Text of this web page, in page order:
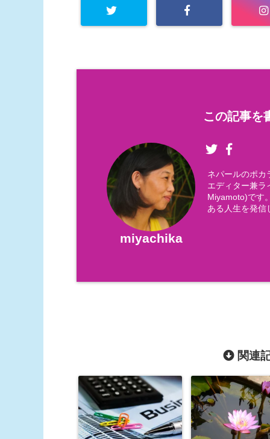
この記事を
miyachika
ネパールのポカ
エディター兼ラ
Miyamoto)です
ある人生を発信
関連